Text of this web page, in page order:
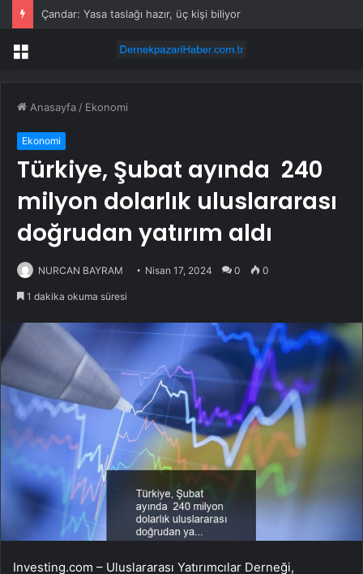
Çandar: Yasa taslağı hazır, üç kişi biliyor
Menü
Anasayfa / Ekonomi
Ekonomi
Türkiye, Şubat ayında 240
milyon dolarlık uluslararası
doğrudan yatırım aldı
NURCAN BAYRAM Nisan 17, 2024 0 0
1 dakika okuma süresi
Investing.com – Uluslararası Yatırımcılar Derneği,